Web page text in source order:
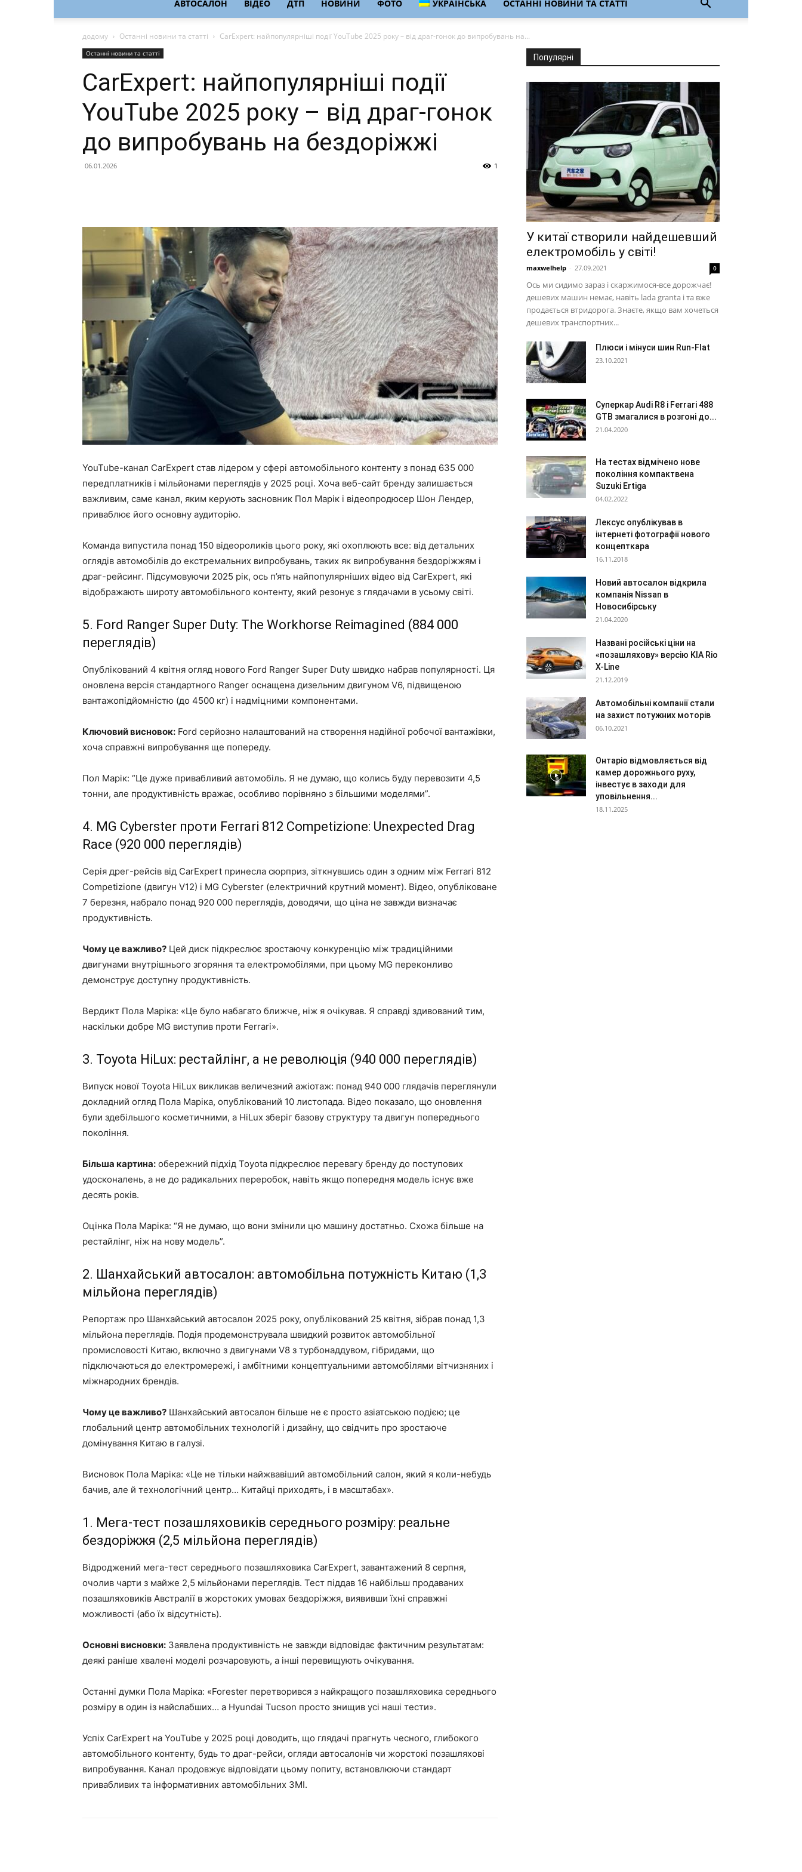
АВТОСАЛОН ВІДЕО ДТП НОВИНИ ФОТО УКРАЇНСЬКА ОСТАННІ НОВИНИ ТА СТАТТІ
додому Останні новини та статті CarExpert: найпопулярніші події YouTube 2025 року – від драг-гонок до випробувань на...
Останні новини та статті
CarExpert: найпопулярніші події
YouTube 2025 року – від драг-гонок
до випробувань на бездоріжжі
06.01.2026 1
YouTube-канал CarExpert став лідером у сфері автомобільного контенту з понад 635 000
передплатників і мільйонами переглядів у 2025 році. Хоча веб-сайт бренду залишається
важливим, саме канал, яким керують засновник Пол Марік і відеопродюсер Шон Лендер,
приваблює його основну аудиторію.
Команда випустила понад 150 відеороликів цього року, які охоплюють все: від детальних
оглядів автомобілів до екстремальних випробувань, таких як випробування бездоріжжям і
драг-рейсинг. Підсумовуючи 2025 рік, ось п’ять найпопулярніших відео від CarExpert, які
відображають широту автомобільного контенту, який резонує з глядачами в усьому світі.
5. Ford Ranger Super Duty: The Workhorse Reimagined (884 000
переглядів)
Опублікований 4 квітня огляд нового Ford Ranger Super Duty швидко набрав популярності. Ця
оновлена ​​версія стандартного Ranger оснащена дизельним двигуном V6, підвищеною
вантажопідйомністю (до 4500 кг) і надміцними компонентами.
Ключовий висновок: Ford серйозно налаштований на створення надійної робочої вантажівки,
хоча справжні випробування ще попереду.
Пол Марік: “Це дуже привабливий автомобіль. Я не думаю, що колись буду перевозити 4,5
тонни, але продуктивність вражає, особливо порівняно з більшими моделями”.
4. MG Cyberster проти Ferrari 812 Competizione: Unexpected Drag
Race (920 000 переглядів)
Серія дрег-рейсів від CarExpert принесла сюрприз, зіткнувшись один з одним між Ferrari 812
Competizione (двигун V12) і MG Cyberster (електричний крутний момент). Відео, опубліковане
7 березня, набрало понад 920 000 переглядів, доводячи, що ціна не завжди визначає
продуктивність.
Чому це важливо? Цей диск підкреслює зростаючу конкуренцію між традиційними
двигунами внутрішнього згоряння та електромобілями, при цьому MG переконливо
демонструє доступну продуктивність.
Вердикт Пола Маріка: «Це було набагато ближче, ніж я очікував. Я справді здивований тим,
наскільки добре MG виступив проти Ferrari».
3. Toyota HiLux: рестайлінг, а не революція (940 000 переглядів)
Випуск нової Toyota HiLux викликав величезний ажіотаж: понад 940 000 глядачів переглянули
докладний огляд Пола Маріка, опублікований 10 листопада. Відео показало, що оновлення
були здебільшого косметичними, а HiLux зберіг базову структуру та двигун попереднього
покоління.
Більша картина: обережний підхід Toyota підкреслює перевагу бренду до поступових
удосконалень, а не до радикальних переробок, навіть якщо попередня модель існує вже
десять років.
Оцінка Пола Маріка: “Я не думаю, що вони змінили цю машину достатньо. Схожа більше на
рестайлінг, ніж на нову модель”.
2. Шанхайський автосалон: автомобільна потужність Китаю (1,3
мільйона переглядів)
Репортаж про Шанхайський автосалон 2025 року, опублікований 25 квітня, зібрав понад 1,3
мільйона переглядів. Подія продемонструвала швидкий розвиток автомобільної
промисловості Китаю, включно з двигунами V8 з турбонаддувом, гібридами, що
підключаються до електромережі, і амбітними концептуальними автомобілями вітчизняних і
міжнародних брендів.
Чому це важливо? Шанхайський автосалон більше не є просто азіатською подією; це
глобальний центр автомобільних технологій і дизайну, що свідчить про зростаюче
домінування Китаю в галузі.
Висновок Пола Маріка: «Це не тільки найжвавіший автомобільний салон, який я коли-небудь
бачив, але й технологічний центр… Китайці приходять, і в масштабах».
1. Мега-тест позашляховиків середнього розміру: реальне
бездоріжжя (2,5 мільйона переглядів)
Відроджений мега-тест середнього позашляховика CarExpert, завантажений 8 серпня,
очолив чарти з майже 2,5 мільйонами переглядів. Тест піддав 16 найбільш продаваних
позашляховиків Австралії в жорстоких умовах бездоріжжя, виявивши їхні справжні
можливості (або їх відсутність).
Основні висновки: Заявлена ​​продуктивність не завжди відповідає фактичним результатам:
деякі раніше хвалені моделі розчаровують, а інші перевищують очікування.
Останні думки Пола Маріка: «Forester перетворився з найкращого позашляховика середнього
розміру в один із найслабших… а Hyundai Tucson просто знищив усі наші тести».
Успіх CarExpert на YouTube у 2025 році доводить, що глядачі прагнуть чесного, глибокого
автомобільного контенту, будь то драг-рейси, огляди автосалонів чи жорстокі позашляхові
випробування. Канал продовжує відповідати цьому попиту, встановлюючи стандарт
привабливих та інформативних автомобільних ЗМІ.
Популярні
У китаї створили найдешевший
електромобіль у світі!
maxwelhelp - 27.09.2021 0
Ось ми сидимо зараз і скаржимося-все дорожчає!
дешевих машин немає, навіть lada granta і та вже
продається втридорога. Знаєте, якщо вам хочеться
дешевих транспортних...
Плюси і мінуси шин Run-Flat
23.10.2021
Суперкар Audi R8 і Ferrari 488
GTB змагалися в розгоні до...
21.04.2020
На тестах відмічено нове
покоління компактвена
Suzuki Ertiga
04.02.2022
Лексус опублікував в
інтернеті фотографії нового
концепткара
16.11.2018
Новий автосалон відкрила
компанія Nissan в
Новосибірську
21.04.2020
Названі російські ціни на
«позашляхову» версію KIA Rio
X-Line
21.12.2019
Автомобільні компанії стали
на захист потужних моторів
06.10.2021
Онтаріо відмовляється від
камер дорожнього руху,
інвестує в заходи для
уповільнення...
18.11.2025